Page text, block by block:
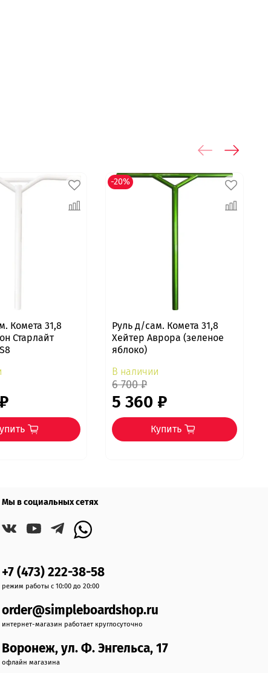
Комета 31,8
Старлайт
-20%
Руль д/сам. Комета 31,8
Хейтер Аврора (зеленое
яблоко)
В наличии
6 700 ₽
5 360 ₽
Купить
Мы в социальных сетях
+7 (473) 222-38-58
режим работы с 10:00 до 20:00
order@simpleboardshop.ru
интернет-магазин работает круглосуточно
Воронеж, ул. Ф. Энгельса, 17
офлайн магазина